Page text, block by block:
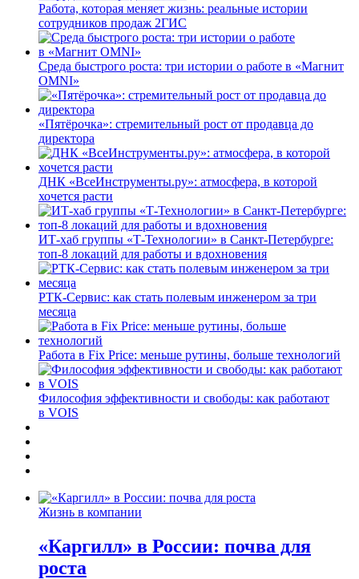
Работа, которая меняет жизнь: реальные истории
сотрудников продаж 2ГИС
Среда быстрого роста: три истории о работе в «Магнит
OMNI»
«Пятёрочка»: стремительный рост от продавца до
директора
ДНК «ВсеИнструменты.ру»: атмосфера, в которой
хочется расти
ИТ-хаб группы «Т-Технологии» в Санкт-Петербурге:
топ-8 локаций для работы и вдохновения
РТК-Сервис: как стать полевым инженером за три
месяца
Работа в Fix Price: меньше рутины, больше технологий
Философия эффективности и свободы: как работают
в VOIS
Жизнь в компании
«Каргилл» в России: почва для
роста